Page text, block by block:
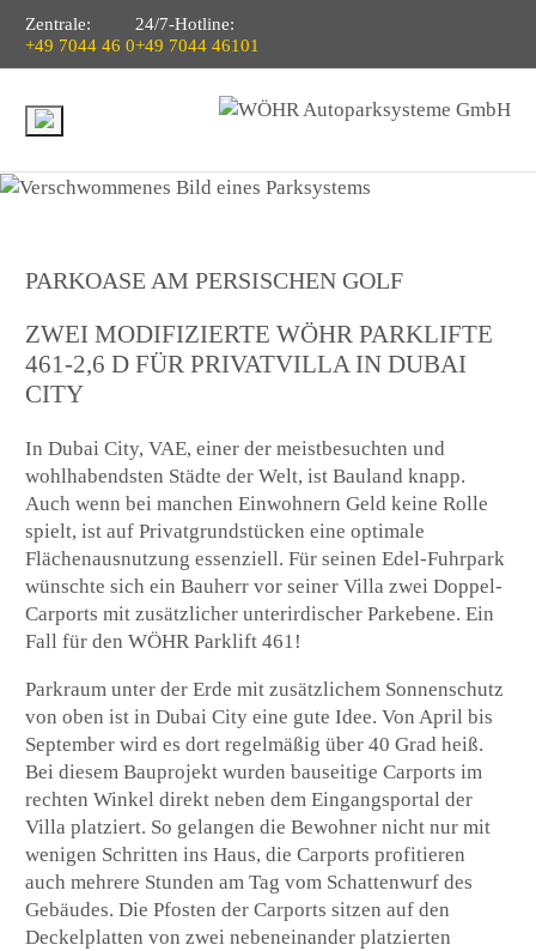
Zentrale:
+49 7044 46 0
24/7-Hotline:
+49 7044 46101
PARKOASE AM PERSISCHEN GOLF
ZWEI MODIFIZIERTE WÖHR PARKLIFTE
461-2,6 D FÜR PRIVATVILLA IN DUBAI
CITY
In Dubai City, VAE, einer der meistbesuchten und
wohlhabendsten Städte der Welt, ist Bauland knapp.
Auch wenn bei manchen Einwohnern Geld keine Rolle
spielt, ist auf Privatgrundstücken eine optimale
Flächenausnutzung essenziell. Für seinen Edel-Fuhrpark
wünschte sich ein Bauherr vor seiner Villa zwei Doppel-
Carports mit zusätzlicher unterirdischer Parkebene. Ein
Fall für den WÖHR Parklift 461!
Parkraum unter der Erde mit zusätzlichem Sonnenschutz
von oben ist in Dubai City eine gute Idee. Von April bis
September wird es dort regelmäßig über 40 Grad heiß.
Bei diesem Bauprojekt wurden bauseitige Carports im
rechten Winkel direkt neben dem Eingangsportal der
Villa platziert. So gelangen die Bewohner nicht nur mit
wenigen Schritten ins Haus, die Carports profitieren
auch mehrere Stunden am Tag vom Schattenwurf des
Gebäudes. Die Pfosten der Carports sitzen auf den
Deckelplatten von zwei nebeneinander platzierten